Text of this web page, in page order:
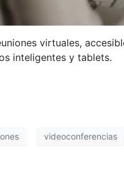
virtuales,
inteligentes y tablets.
videoconferencias